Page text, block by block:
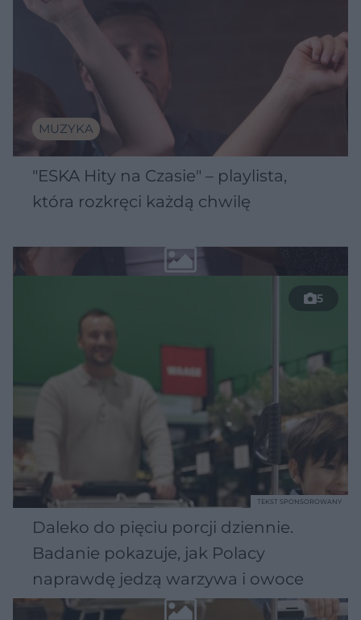
MUZYKA
"ESKA Hity na Czasie" – playlista,
która rozkręci każdą chwilę
5
Daleko do pięciu porcji dziennie.
Badanie pokazuje, jak Polacy
naprawdę jedzą warzywa i owoce
TEKST SPONSOROWANY